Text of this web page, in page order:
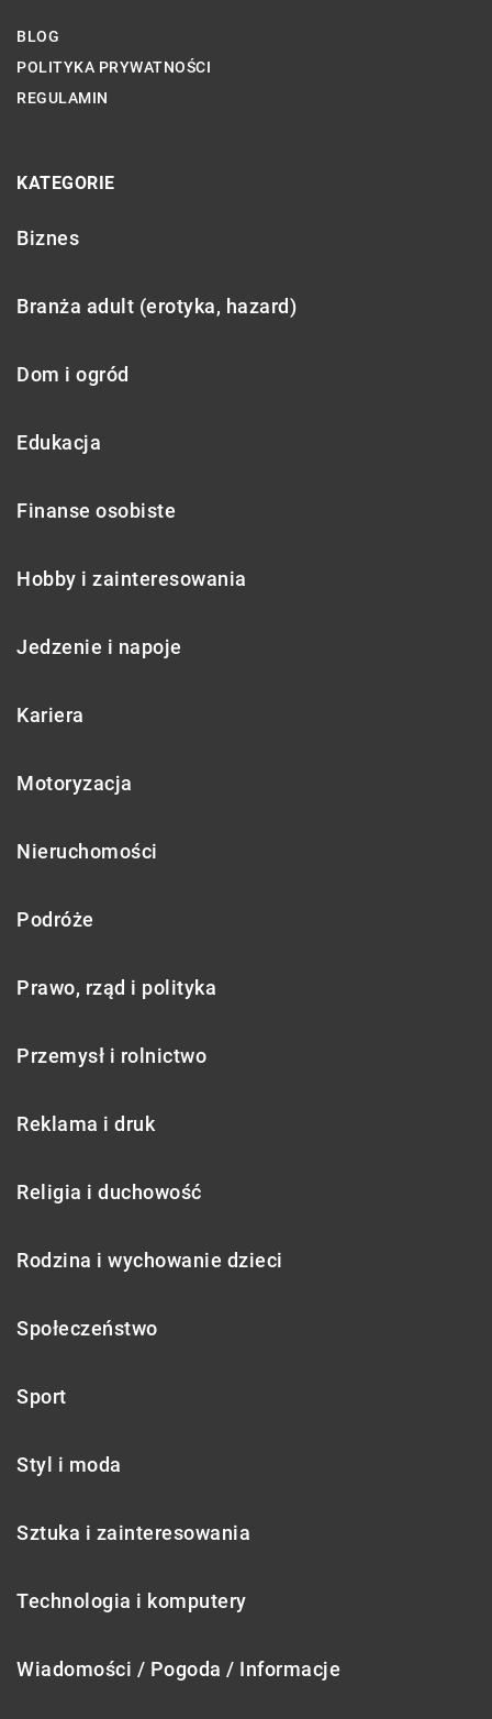
BLOG
POLITYKA PRYWATNOŚCI
REGULAMIN
KATEGORIE
Biznes
Branża adult (erotyka, hazard)
Dom i ogród
Edukacja
Finanse osobiste
Hobby i zainteresowania
Jedzenie i napoje
Kariera
Motoryzacja
Nieruchomości
Podróże
Prawo, rząd i polityka
Przemysł i rolnictwo
Reklama i druk
Religia i duchowość
Rodzina i wychowanie dzieci
Społeczeństwo
Sport
Styl i moda
Sztuka i zainteresowania
Technologia i komputery
Wiadomości / Pogoda / Informacje